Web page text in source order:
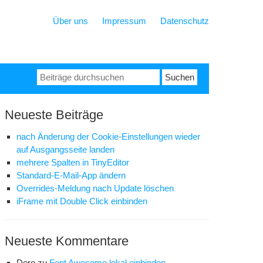
Über uns Impressum Datenschutz
Suchen
nach:
Neueste Beiträge
nach Änderung der Cookie-Einstellungen wieder
auf Ausgangsseite landen
mehrere Spalten in TinyEditor
Standard-E-Mail-App ändern
Overrides-Meldung nach Update löschen
iFrame mit Double Click einbinden
Neueste Kommentare